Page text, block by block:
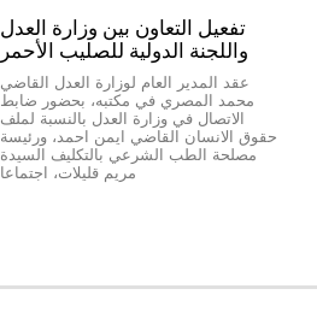
تفعيل التعاون بين وزارة العدل
واللجنة الدولية للصليب الأحمر
عقد المدير العام لوزارة العدل القاضي
محمد المصري في مكتبه، بحضور ضابط
الاتصال في وزارة العدل بالنسبة لملف
حقوق الانسان القاضي ايمن احمد، ورئيسة
مصلحة الطب الشرعي بالتكليف السيدة
مريم قليلات، اجتماعا